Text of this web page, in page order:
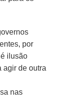
por
ilusão
agir de outra
nas